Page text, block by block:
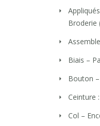
Broderie
Biais –
Bouton
Ceinture
Col –